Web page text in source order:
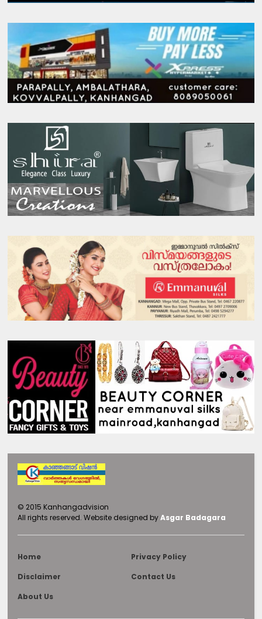
© 2015 Kanhangadvision
All rights reserved. Website designed byAsgar Badagara
Home
Privacy Policy
Disclaimer
Contact Us
About Us